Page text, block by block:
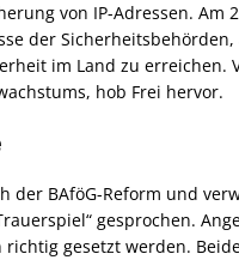
von IP-Adressen. Am
der
im Land zu erreichen.
hob Frei hervor.
der BAföG-Reform und
gesprochen.
gesetzt werden.